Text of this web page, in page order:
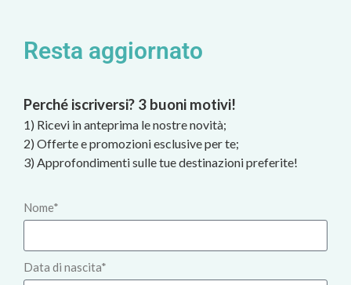
Resta aggiornato
Perché iscriversi? 3 buoni motivi!
1) Ricevi in anteprima le nostre novità;
2) Offerte e promozioni esclusive per te;
3) Approfondimenti sulle tue destinazioni preferite!
Nome*
Data di nascita*